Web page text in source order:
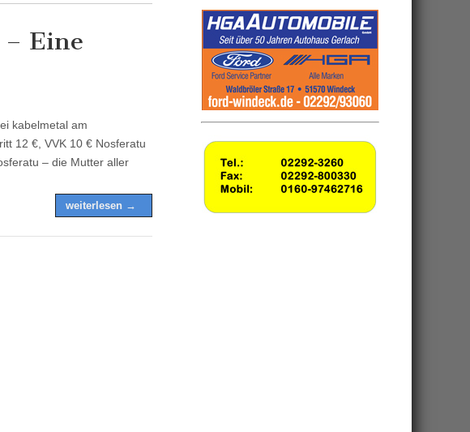
Eine
kabelmetal am
12 €, VVK 10 € Nosferatu
– die Mutter aller
weiterlesen →